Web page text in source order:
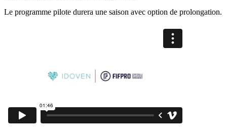
Le programme pilote durera une saison avec option de prolongation.